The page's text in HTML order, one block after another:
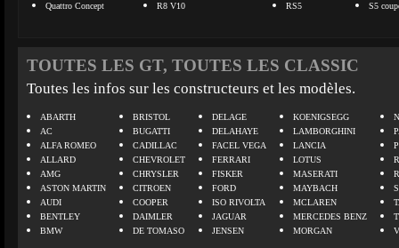
Quattro Concept
R8 V10
RS5
S5
TOUTES LES GT, TOUTES LES CLASSIC
Toutes les infos sur les constructeurs et les modèles.
ABARTH
AC
ALFA ROMEO
ALLARD
AMG
ASTON MARTIN
AUDI
BENTLEY
BMW
BRISTOL
BUGATTI
CADILLAC
CHEVROLET
CHRYSLER
CITROEN
COOPER
DAIMLER
DE TOMASO
DELAGE
DELAHAYE
FACEL VEGA
FERRARI
FISKER
FORD
ISO RIVOLTA
JAGUAR
JENSEN
KOENIGSEGG
LAMBORGHINI
LANCIA
LOTUS
MASERATI
MAYBACH
MCLAREN
MERCEDES BENZ
MORGAN